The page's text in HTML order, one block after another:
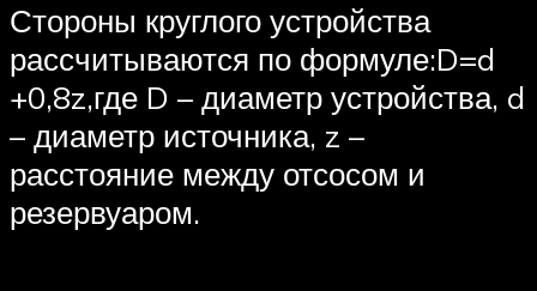
Стороны круглого устройства
рассчитываются по формуле:D=d
+0,8z,где D – диаметр устройства, d
– диаметр источника, z –
расстояние между отсосом и
резервуаром.